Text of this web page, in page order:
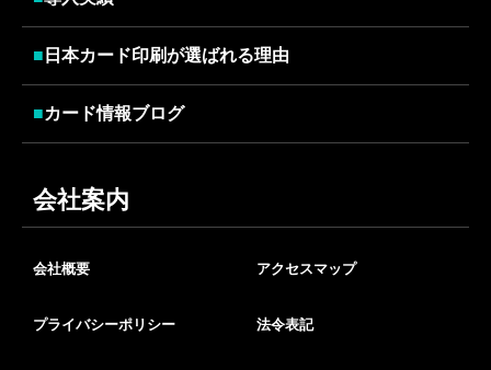
■ 日本カード印刷が選ばれる理由
■カード情報ブログ
会社案内
会社概要 アクセスマップ
プライバシーポリシー 法令表記